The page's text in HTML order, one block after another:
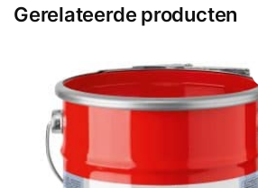
Gerelateerde producten